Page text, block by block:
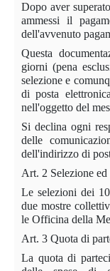
Dopo aver
ammessi il
dell'avvenuto
Questa
giorni (pena
selezione e
di posta
nell'oggetto del
Si declina ogni
delle
dell'indirizzo di
Art. 2 Selezione
Le selezioni dei
due mostre
le Officina della
Art. 3 Quota di
La quota di